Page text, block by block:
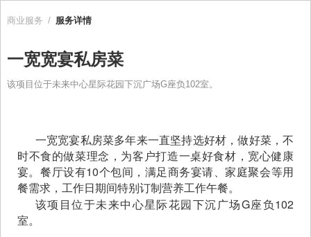
商业服务 / 服务详情
一宽宽宴私房菜
该项目位于未来中心星际花园下沉广场G座负102室。
一宽宽宴私房菜多年来一直坚持选好材，做好菜，不
时不食的做菜理念，为客户打造一桌好食材，宽心健康
宴。餐厅设有10个包间，满足商务宴请、家庭聚会等用
餐需求，工作日期间特别订制营养工作午餐。
该项目位于未来中心星际花园下沉广场G座负 102
室。